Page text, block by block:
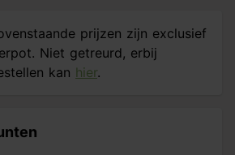
prijzen zijn exclusief
Niet getreurd, erbij
kan hier.